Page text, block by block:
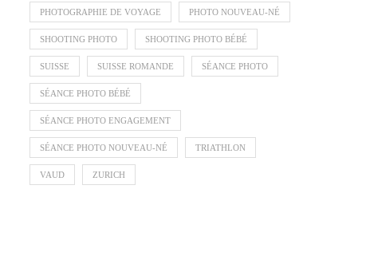
PHOTOGRAPHIE DE VOYAGE PHOTO NOUVEAU-NÉ
SHOOTING PHOTO SHOOTING PHOTO BÉBÉ
SUISSE SUISSE ROMANDE SÉANCE PHOTO
SÉANCE PHOTO BÉBÉ
SÉANCE PHOTO ENGAGEMENT
SÉANCE PHOTO NOUVEAU-NÉ TRIATHLON
VAUD ZURICH